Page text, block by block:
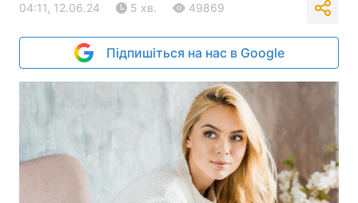
04:11, 12.06.24 5 хв. 49869
Підпишіться на нас в Google